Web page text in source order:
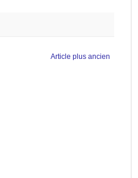
Article plus ancien